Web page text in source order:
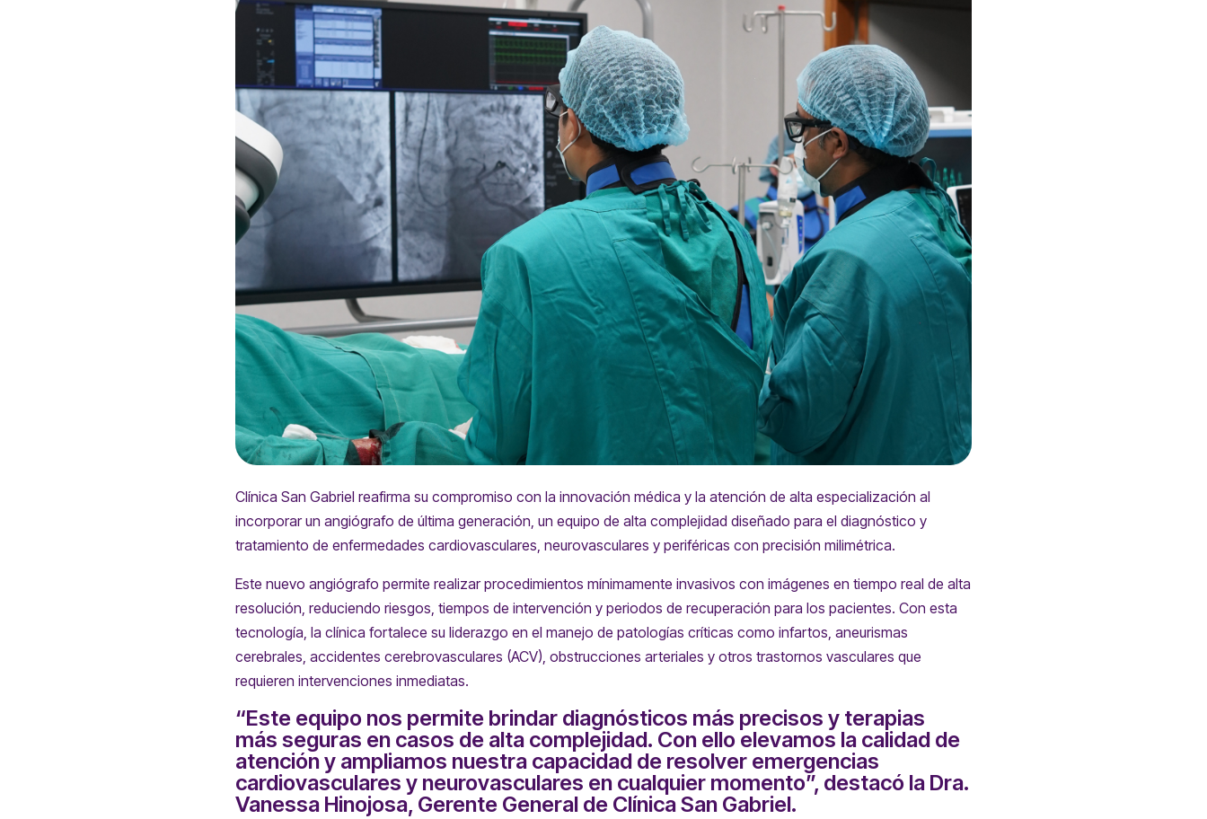
Clínica San Gabriel reafirma su compromiso con la innovación médica y la atención de alta especialización al
incorporar un angiógrafo de última generación, un equipo de alta complejidad diseñado para el diagnóstico y
tratamiento de enfermedades cardiovasculares, neurovasculares y periféricas con precisión milimétrica.
Este nuevo angiógrafo permite realizar procedimientos mínimamente invasivos con imágenes en tiempo real de alta
resolución, reduciendo riesgos, tiempos de intervención y periodos de recuperación para los pacientes. Con esta
tecnología, la clínica fortalece su liderazgo en el manejo de patologías críticas como infartos, aneurismas
cerebrales, accidentes cerebrovasculares (ACV), obstrucciones arteriales y otros trastornos vasculares que
requieren intervenciones inmediatas.
“Este equipo nos permite brindar diagnósticos más precisos y terapias
más seguras en casos de alta complejidad. Con ello elevamos la calidad de
atención y ampliamos nuestra capacidad de resolver emergencias
cardiovasculares y neurovasculares en cualquier momento”, destacó la Dra.
Vanessa Hinojosa, Gerente General de Clínica San Gabriel.